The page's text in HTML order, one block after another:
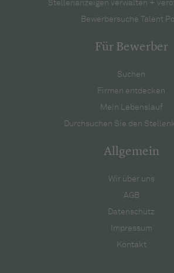
Stellenanzeigen verwalten +
Bewerbersuche Talent
Für Bewerber
Suchen
Firmen entdecken
Mein Lebenslauf
Durchsuchen Sie den
Allgemein
Wir über uns
AGB
Datenschutz
Impressum
Kontakt